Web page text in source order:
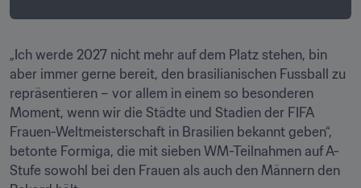
„Ich werde 2027 nicht mehr auf dem Platz stehen, bin
aber immer gerne bereit, den brasilianischen Fussball zu
repräsentieren – vor allem in einem so besonderen
Moment, wenn wir die Städte und Stadien der FIFA
Frauen-Weltmeisterschaft in Brasilien bekannt geben“,
betonte Formiga, die mit sieben WM-Teilnahmen auf A-
Stufe sowohl bei den Frauen als auch den Männern den